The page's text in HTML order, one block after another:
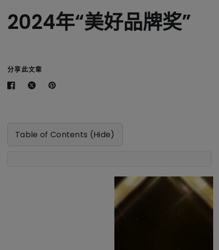
2024年“美好品牌奖”
分享此文章
Table of Contents